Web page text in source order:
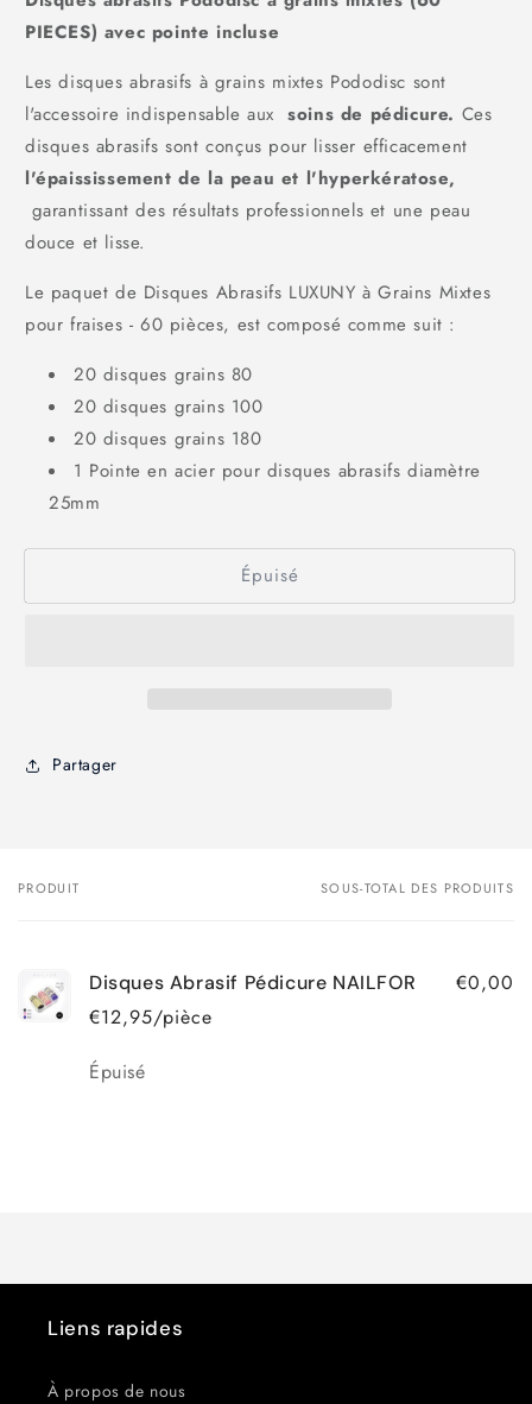
PIECES) avec pointe incluse
Les disques abrasifs à grains mixtes Pododisc sont
l'accessoire indispensable auxsoins de pédicure. Ces
disques abrasifs sont conçus pour lisser efficacement
l'épaississement de la peau et l'hyperkératose,
garantissant des résultats professionnels et une peau
douce et lisse.
Le paquet de Disques Abrasifs LUXUNY à Grains Mixtes
pour fraises - 60 pièces, est composé comme suit :
20 disques grains 80
20 disques grains 100
20 disques grains 180
1 Pointe en acier pour disques abrasifs diamètre
25mm
Épuisé
Partager
Votre
PRODUIT SOUS-TOTAL DES PRODUITS
Disques Abrasif Pédicure NAILFOR
€12,95/pièce
€0,00
Quantité
Épuisé
Liens rapides
À propos de nous